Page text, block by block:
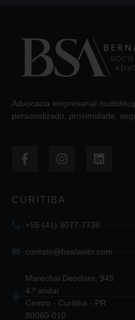
Advocacia empresarial
personalizado, proximidade,
CURITIBA
+55 (41) 3077-7736
contato@bsalawbr.com
Marechal Deodoro, 945
4.º andar
Centro - Curitiba - PR
80060-010